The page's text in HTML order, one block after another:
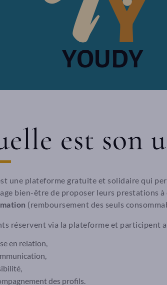
est son
une plateforme gratuite et solidaire qui
bien-être de proposer leurs prestations
(remboursement des seuls
réservent via la plateforme et participent
en relation,
des profils.